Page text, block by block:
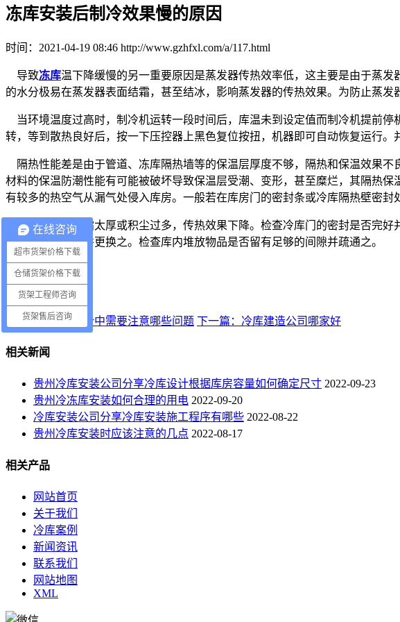
冻库安装后制冷效果慢的原因
时间：2021-04-19 08:46 http://www.gzhfxl.com/a/117.html
导致冻库温下降缓慢的另一重要原因是蒸发器传热效率低，这主要是由于蒸
的水分极易在蒸发器表面结霜，甚至结冰，影响蒸发器的传热效果。为防止蒸发
当环境温度过高时，制冷机运转一段时间后，库温未到设定值而制冷机提前
转，等到散热良好后，按一下压控器上黑色复位按扭，机器即可自动恢复运行
隔热性能差是由于管道、冻库隔热墙等的保温层厚度不够，隔热和保温效果
材料的保温防潮性能有可能被破坏导致保温层受潮、变形，甚至糜烂，其隔热
有较多的热空气从漏气处侵入库房。一般若在库房门的密封条或冷库隔热壁密封
蒸发器表面结霜太厚或积尘过多，传热效果下降。检查冷库门的密封是否完
控制器是否失灵并更换之。检查库内堆放物品是否留有足够的间隙并疏通之。
上一篇：冷库设计中需要注意哪些问题 下一篇：冷库建造公司哪家好
相关新闻
贵州冷库安装公司分享冷库设计根据库房容量如何确定尺寸 2022-09-23
贵州冷冻库安装如何合理的用电 2022-09-20
冷库安装公司分享冷库安装施工程序有哪些 2022-08-22
贵州冷库安装时应该注意的几点 2022-08-17
相关产品
网站首页
关于我们
冷库案例
新闻资讯
联系我们
网站地图
XML
在线咨询
超市货架价格下载
仓储货架价格下载
货架工程师咨询
货架售后咨询